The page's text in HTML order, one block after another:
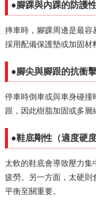
●腳踝與內踝的防護
摔車時，腳踝周邊是最容
採用配備保護墊或加固材
●腳尖與腳跟的抗衝
停車時倒車或與車身碰撞
跟，因此樹脂加固或多層
●鞋底剛性（適度硬度
太軟的鞋底會導致壓力集
疲勞。另一方面，太硬則
平衡至關重要。